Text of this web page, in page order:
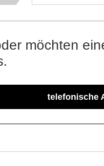
möchten
telefonische